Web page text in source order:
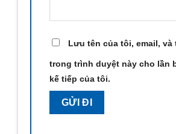
Lưu tên của tôi, email, và
trong trình duyệt này cho lần
kế tiếp của tôi.